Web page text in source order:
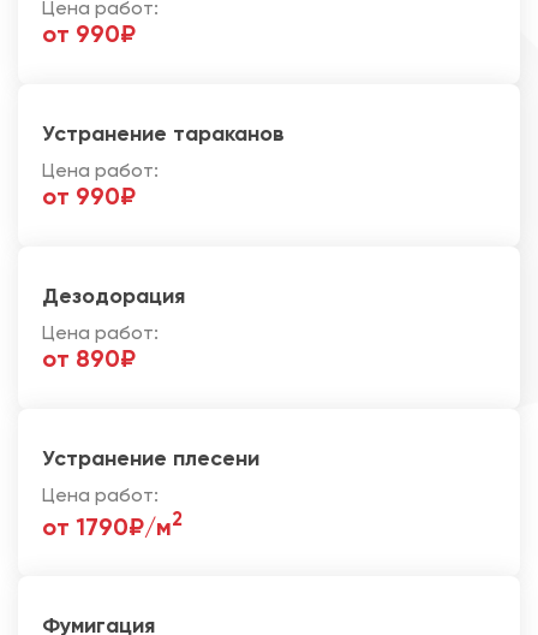
Цена работ:
от 990₽
Устранение тараканов
Цена работ:
от 990₽
Дезодорация
Цена работ:
от 890₽
Устранение плесени
Цена работ:
от 1790₽/м2
Фумигация